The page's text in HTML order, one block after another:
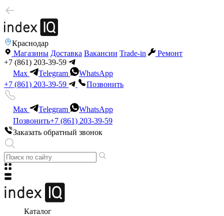
Краснодар
Магазины Доставка Вакансии Trade-in
Ремонт
+7 (861) 203-39-59
Max
Telegram
WhatsApp
+7 (861) 203-39-59
Позвонить
Max Telegram
WhatsApp
Позвонить+7 (861) 203-39-59
Заказать обратный звонок
Каталог